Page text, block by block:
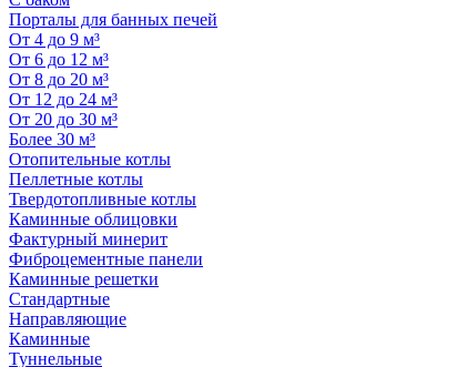
Порталы для банных печей
От 4 до 9 м³
От 6 до 12 м³
От 8 до 20 м³
От 12 до 24 м³
От 20 до 30 м³
Более 30 м³
Отопительные котлы
Пеллетные котлы
Твердотопливные котлы
Каминные облицовки
Фактурный минерит
Фиброцементные панели
Каминные решетки
Стандартные
Направляющие
Каминные
Туннельные